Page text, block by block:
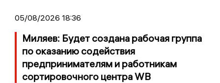
05/08/2026 18:36
Миляев: Будет создана рабочая группа
по оказанию содействия
предпринимателям и работникам
сортировочного центра WB